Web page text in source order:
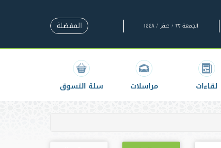
الجمعة ٢٢ / صفر / ١٤٤٨ المفضلة
لقاءات مراسلات سلة التسوق